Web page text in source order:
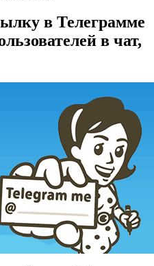
в Телеграмме
в чат,